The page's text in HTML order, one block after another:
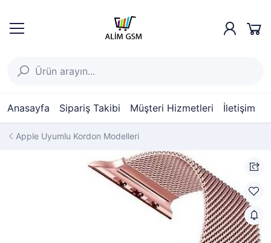
Anasayfa Sipariş Takibi Müşteri Hizmetleri İletişim
Apple Uyumlu Kordon Modelleri